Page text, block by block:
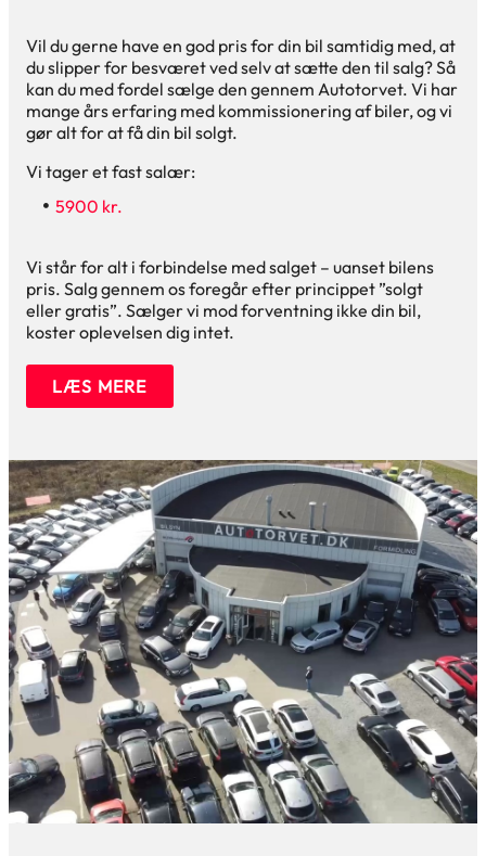
Vil du gerne have en god pris for din bil samtidig med, at
du slipper for besværet ved selv at sætte den til salg? Så
kan du med fordel sælge den gennem Autotorvet. Vi har
mange års erfaring med kommissionering af biler, og vi
gør alt for at få din bil solgt.
Vi tager et fast salær:
5900 kr.
Vi står for alt i forbindelse med salget – uanset bilens
pris. Salg gennem os foregår efter princippet ”solgt
eller gratis”. Sælger vi mod forventning ikke din bil,
koster oplevelsen dig intet.
LÆS MERE